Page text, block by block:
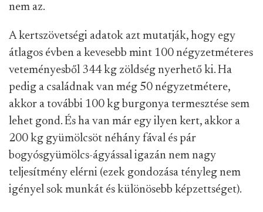
nem az.
A kertszövetségi adatok azt mutatják, hogy egy
átlagos évben a kevesebb mint 100 négyzetméteres
veteményesből 344 kg zöldség nyerhető ki. Ha
pedig a családnak van még 50 négyzetmétere,
akkor a további 100 kg burgonya termesztése sem
lehet gond. És ha van már egy ilyen kert, akkor a
200 kg gyümölcsöt néhány fával és pár
bogyósgyümölcs-ágyással igazán nem nagy
teljesítmény elérni (ezek gondozása tényleg nem
igényel sok munkát és különösebb képzettséget).